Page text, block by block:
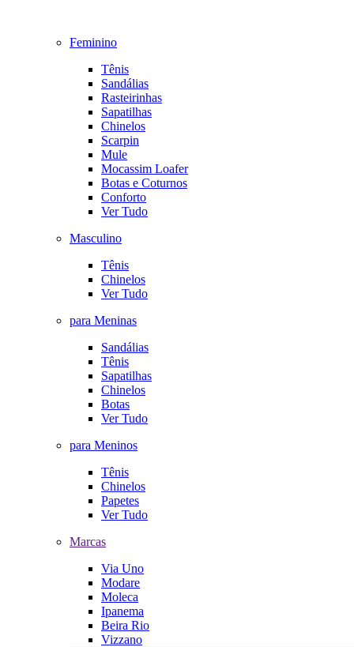
Feminino
Tênis
Sandálias
Rasteirinhas
Sapatilhas
Chinelos
Scarpin
Mule
Mocassim Loafer
Botas e Coturnos
Conforto
Ver Tudo
Masculino
Tênis
Chinelos
Ver Tudo
para Meninas
Sandálias
Tênis
Sapatilhas
Chinelos
Botas
Ver Tudo
para Meninos
Tênis
Chinelos
Papetes
Ver Tudo
Marcas
Via Uno
Modare
Moleca
Ipanema
Beira Rio
Vizzano